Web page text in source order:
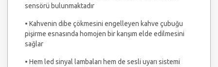
sensörü bulunmaktadır
• Kahvenin dibe çökmesini engelleyen kahve çubuğu
pişirme esnasında homojen bir karışım elde edilmesini
sağlar
• Hem led sinyal lambaları hem de sesli uyarı sistemi